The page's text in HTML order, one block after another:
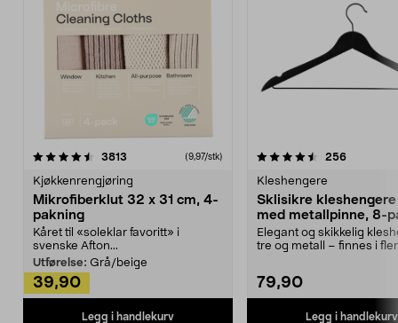
3813 anmeldelser(9,97/stk)
Kjøkkenrengjøring
Mikrofiberklut 32 x 31 cm, 4-
pakning
Kåret til «soleklar favoritt» i
svenske Afton...
Utførelse: Grå/beige
39,90
Legg i handlekurv
4.5av 5 stjerner 256
Kleshengere
Sklisikre
med metallpinne, 8-
Elegant og skikkelig
tre og metall – finnes i
79,90
Legg i handlekurv
4.5av 5 stjerner